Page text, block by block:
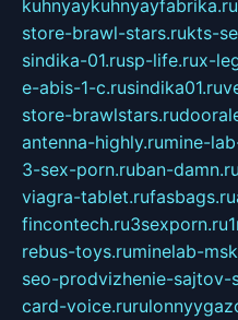
kuhnyaykuhnyayfabrika.ru
store-brawl-stars.rukts-
sindika-01.rusp-life.rux-
e-abis-1-c.rusindika01.ru
store-brawlstars.ru
antenna-highly.rumine-
3-sex-porn.ruban-damn.ru
viagra-tablet.rufasbags.ru
fincontech.ru3sexporn.ru
rebus-toys.ruminelab-
seo-prodvizhenie-
card-voice.ru